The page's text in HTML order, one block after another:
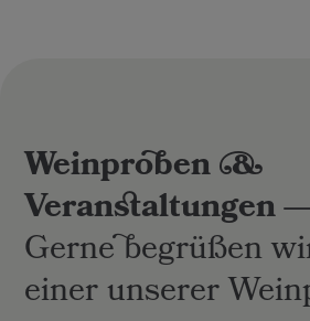
Weinproben &
Veranstaltungen —
Gerne begrüßen
einer unserer